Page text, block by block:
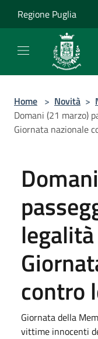
Regione Puglia
Home > Novità >
Domani (21 marzo)
Giornata nazionale
contro
Giornata della
vittime innocenti